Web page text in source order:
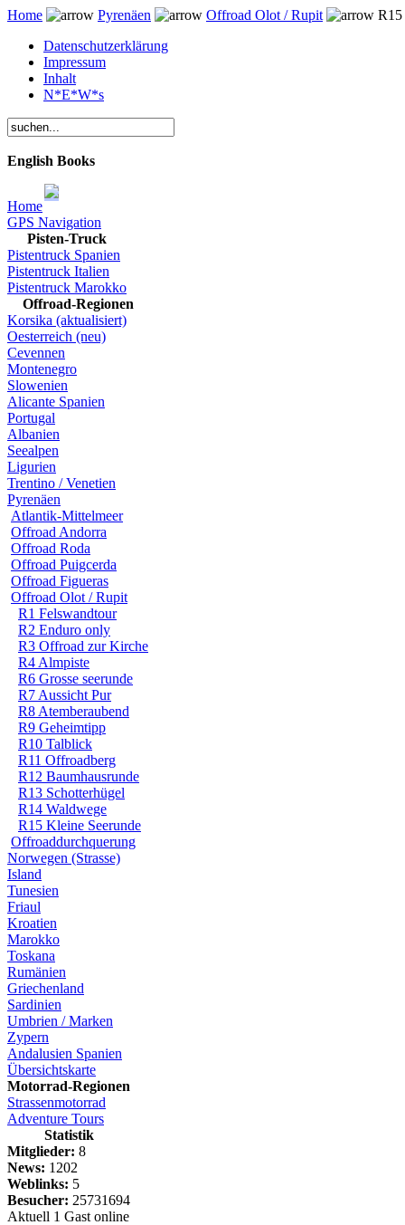
Home Pyrenäen Offroad Olot / Rupit
R15
Datenschutzerklärung
Impressum
Inhalt
N*E*W*s
English Books
Home
GPS Navigation
Pisten-Truck
Pistentruck Spanien
Pistentruck Italien
Pistentruck Marokko
Offroad-Regionen
Korsika (aktualisiert)
Oesterreich (neu)
Cevennen
Montenegro
Slowenien
Alicante Spanien
Portugal
Albanien
Seealpen
Ligurien
Trentino / Venetien
Pyrenäen
Atlantik-Mittelmeer
Offroad Andorra
Offroad Roda
Offroad Puigcerda
Offroad Figueras
Offroad Olot / Rupit
R1 Felswandtour
R2 Enduro only
R3 Offroad zur Kirche
R4 Almpiste
R6 Grosse seerunde
R7 Aussicht Pur
R8 Atemberaubend
R9 Geheimtipp
R10 Talblick
R11 Offroadberg
R12 Baumhausrunde
R13 Schotterhügel
R14 Waldwege
R15 Kleine Seerunde
Offroaddurchquerung
Norwegen (Strasse)
Island
Tunesien
Friaul
Kroatien
Marokko
Toskana
Rumänien
Griechenland
Sardinien
Umbrien / Marken
Zypern
Andalusien Spanien
Übersichtskarte
Motorrad-Regionen
Strassenmotorrad
Adventure Tours
Statistik
Mitglieder: 8
News: 1202
Weblinks: 5
Besucher: 25731694
Aktuell 1 Gast online